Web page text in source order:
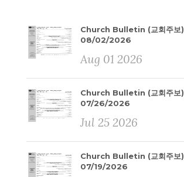
Church Bulletin (교회주보)
08/02/2026
Aug 01 2026
Church Bulletin (교회주보)
07/26/2026
Jul 25 2026
Church Bulletin (교회주보)
07/19/2026